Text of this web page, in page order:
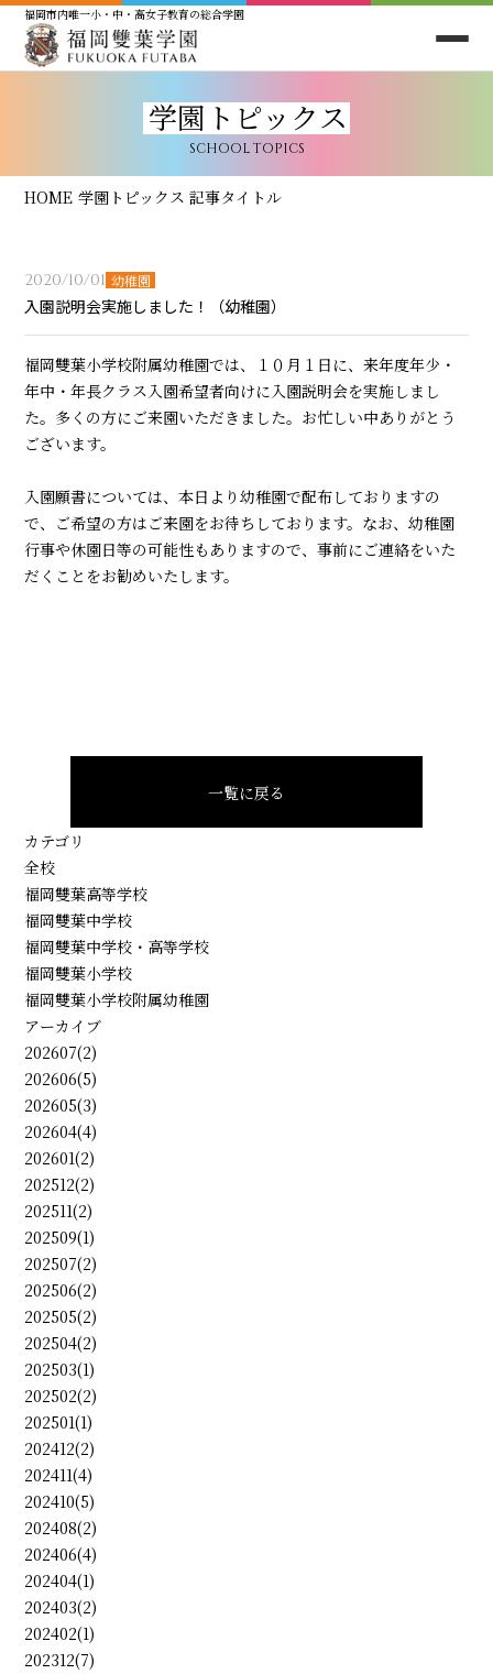
福岡市内唯一小・中・高女子教育の総合学園
学園トピックス
SCHOOL TOPICS
HOME 学園トピックス 記事タイトル
2020/10/01 幼稚園
入園説明会実施しました！（幼稚園）
福岡雙葉小学校附属幼稚園では、１０月１日に、来年度年少・
年中・年長クラス入園希望者向けに入園説明会を実施しまし
た。多くの方にご来園いただきました。お忙しい中ありがとう
ございます。
入園願書については、本日より幼稚園で配布しておりますの
で、ご希望の方はご来園をお待ちしております。なお、幼稚園
行事や休園日等の可能性もありますので、事前にご連絡をいた
だくことをお勧めいたします。
一覧に戻る
カテゴリ
全校
福岡雙葉高等学校
福岡雙葉中学校
福岡雙葉中学校・高等学校
福岡雙葉小学校
福岡雙葉小学校附属幼稚園
アーカイブ
202607(2)
202606(5)
202605(3)
202604(4)
202601(2)
202512(2)
202511(2)
202509(1)
202507(2)
202506(2)
202505(2)
202504(2)
202503(1)
202502(2)
202501(1)
202412(2)
202411(4)
202410(5)
202408(2)
202406(4)
202404(1)
202403(2)
202402(1)
202312(7)